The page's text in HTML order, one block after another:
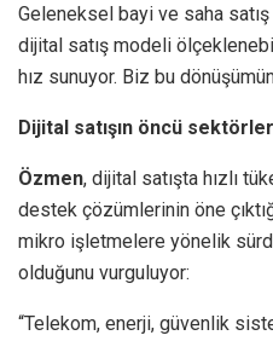
Geleneksel bayi ve saha satış
dijital satış modeli
hız sunuyor. Biz bu
Dijital satışın öncü
Özmen, dijital satışta hızlı
destek çözümlerinin öne
mikro işletmelere yönelik
olduğunu vurguluyor:
“Telekom, enerji, güvenlik